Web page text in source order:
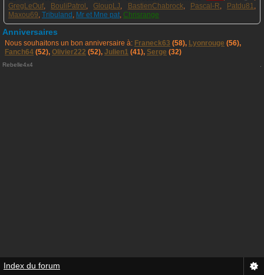
GregLeOuf, BouliPatrol ,GloupLJ, BastienChabrock, Pascal-R, Patdu81,
Maxou69, Tribuland , Mr et Mne pat, Chrisrange
Anniversaires
Nous souhaitons un bon anniversaire à: Franeck63 (58), Lyonrouge (56),
Fanch64 (52), Olivier222 (52), Julien1 (41), Serge (32)
Rebelle4x4
Index du forum